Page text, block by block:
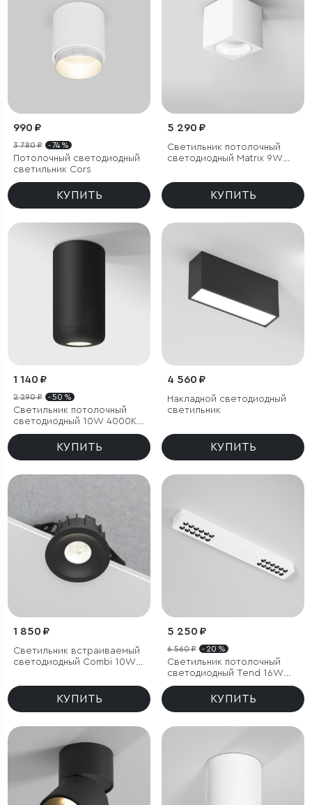
990 ₽
3 780 ₽ - 74 %
Потолочный светодиодный
светильник Cors
КУПИТЬ
5 290 ₽
Светильник потолочный
светодиодный Matrix 9W
КУПИТЬ
1 140 ₽
2 290 ₽ - 50 %
Светильник потолочный
светодиодный 10W 4000K
чёрный
КУПИТЬ
4 560 ₽
Накладной светодиодный
светильник
КУПИТЬ
1 850 ₽
Светильник встраиваемый
светодиодный Combi 10W
КУПИТЬ
5 250 ₽
6 560 ₽ - 20 %
Светильник потолочный
светодиодный Tend 16W
4000K белый
КУПИТЬ